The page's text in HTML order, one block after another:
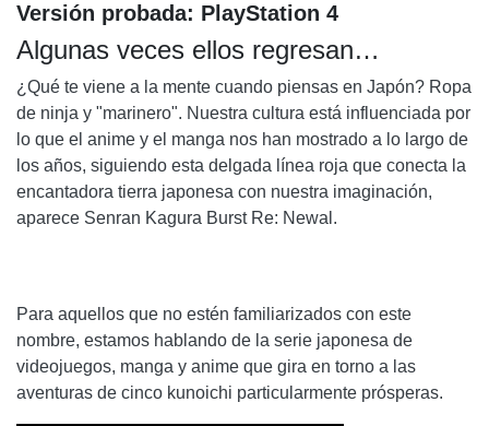
Versión probada: PlayStation 4
Algunas veces ellos regresan…
¿Qué te viene a la mente cuando piensas en Japón? Ropa
de ninja y "marinero". Nuestra cultura está influenciada por
lo que el anime y el manga nos han mostrado a lo largo de
los años, siguiendo esta delgada línea roja que conecta la
encantadora tierra japonesa con nuestra imaginación,
aparece Senran Kagura Burst Re: Newal.
Para aquellos que no estén familiarizados con este
nombre, estamos hablando de la serie japonesa de
videojuegos, manga y anime que gira en torno a las
aventuras de cinco kunoichi particularmente prósperas.